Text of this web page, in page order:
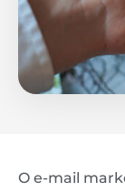
O e-mail